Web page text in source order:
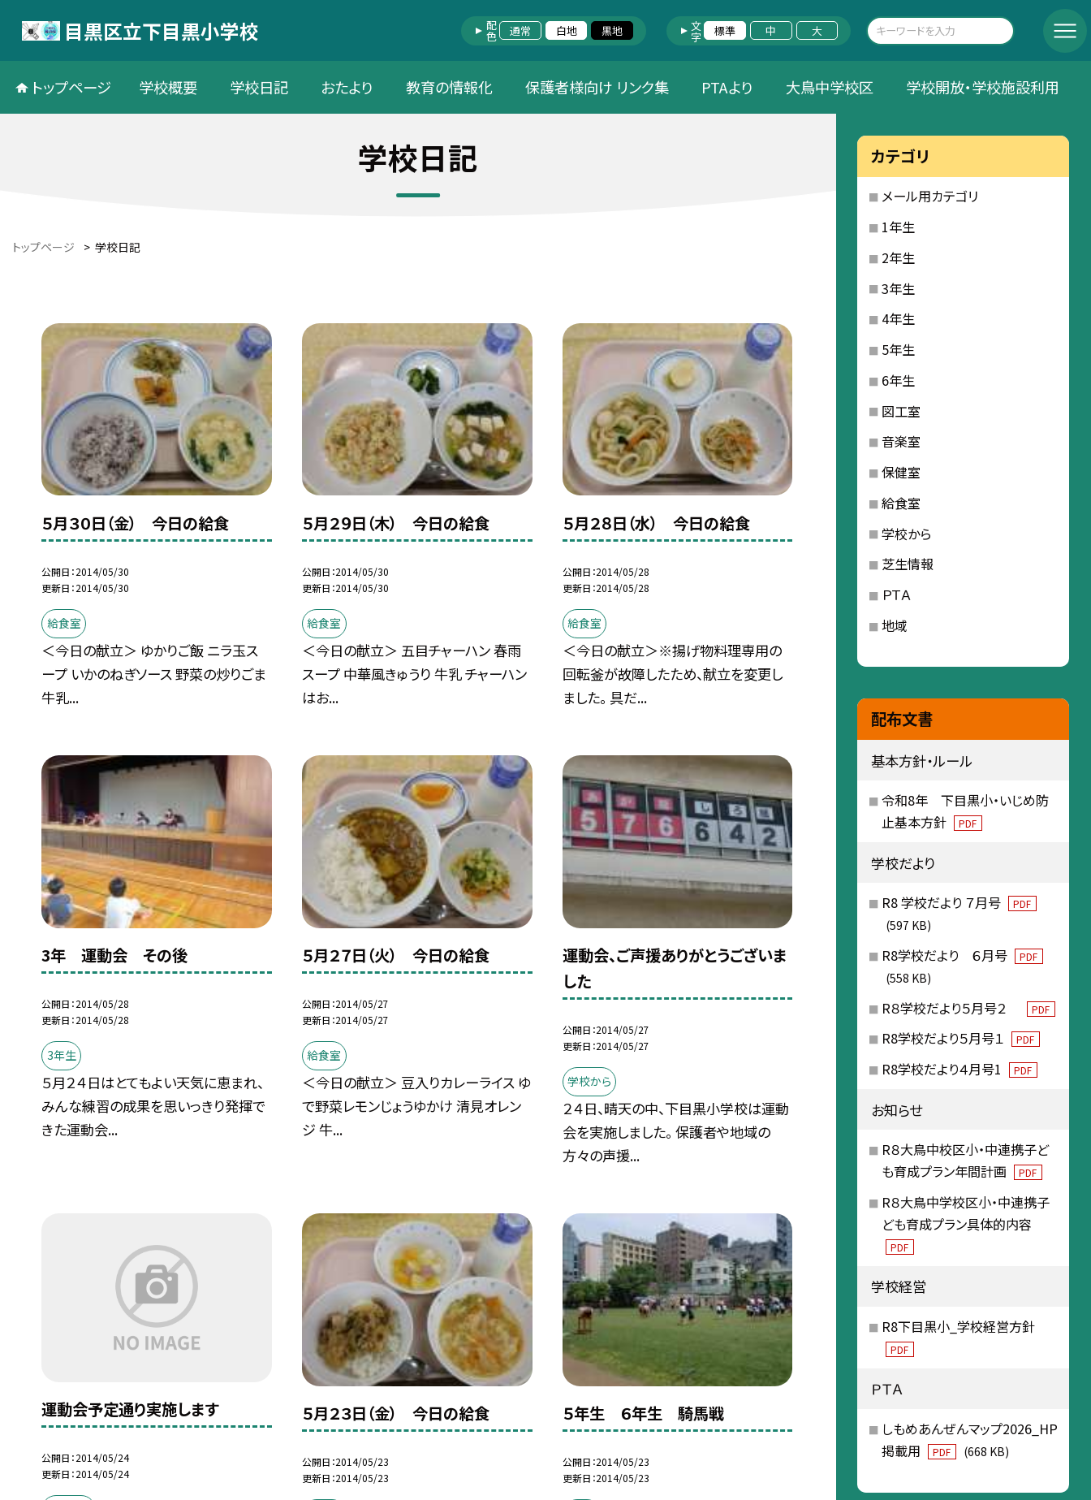
目黒区立下目黒小学校 配色 通常 白地 黒地 文字 標準 中 大
トップページ 学校概要 学校日記 おたより 教育の情報化 保護者様向け リンク集 PTAより 大鳥中学校区 学校開放・学校施設利用
学校日記
トップページ > 学校日記
５月３０日（金） 今日の給食
公開日 2014/05/30
更新日 2014/05/30
給食室
＜今日の献立＞ ゆかりご飯 ニラ玉ス
ープ いかのねぎソース 野菜の炒りごま
牛乳...
５月２９日（木） 今日の給食
公開日 2014/05/30
更新日 2014/05/30
給食室
＜今日の献立＞ 五目チャーハン 春雨
スープ 中華風きゅうり 牛乳 チャーハン
はお...
５月２８日（水） 今日の給食
公開日 2014/05/28
更新日 2014/05/28
給食室
＜今日の献立＞※揚げ物料理専用の
回転釜が故障したため、献立を変更し
ました。 具だ...
3年 運動会 その後
公開日 2014/05/28
更新日 2014/05/28
3年生
５月２４日はとてもよい天気に恵まれ、
みんな練習の成果を思いっきり発揮で
きた運動会...
５月２７日（火） 今日の給食
公開日 2014/05/27
更新日 2014/05/27
給食室
＜今日の献立＞ 豆入りカレーライス ゆ
で野菜レモンじょうゆかけ 清見オレン
ジ 牛...
運動会、ご声援ありがとうございま
した
公開日 2014/05/27
更新日 2014/05/27
学校から
２４日、晴天の中、下目黒小学校は運動
会を実施しました。 保護者や地域の
方々の声援...
運動会予定通り実施します
公開日 2014/05/24
更新日 2014/05/24
５月２３日（金） 今日の給食
公開日 2014/05/23
更新日 2014/05/23
５年生 ６年生 騎馬戦
公開日 2014/05/23
更新日 2014/05/23
カテゴリ
メール用カテゴリ
1年生
2年生
3年生
4年生
5年生
6年生
図工室
音楽室
保健室
給食室
学校から
芝生情報
ＰＴＡ
地域
配布文書
基本方針・ルール
令和8年 下目黒小・いじめ防
止基本方針
PDF
学校だより
R8 学校だより ７月号 PDF
(597 KB)
R8学校だより ６月号 PDF
(558 KB)
R８学校だより５月号２ PDF
R8学校だより５月号１ PDF
R8学校だより４月号1 PDF
お知らせ
R８大鳥中校区小・中連携子ど
も育成プラン年間計画
PDF
R８大鳥中学校区小・中連携子
ども育成プラン具体的内容
PDF
学校経営
R8下目黒小_学校経営方針
PDF
ＰＴＡ
しもめあんぜんマップ2026_HP
掲載用
PDF (668 KB)